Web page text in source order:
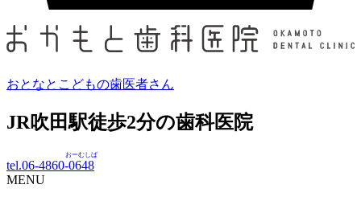
おとなとこどもの歯医者さん
JR吹田駅徒歩2分の歯科医院
tel.06-4860-0648
おーむしば
MENU